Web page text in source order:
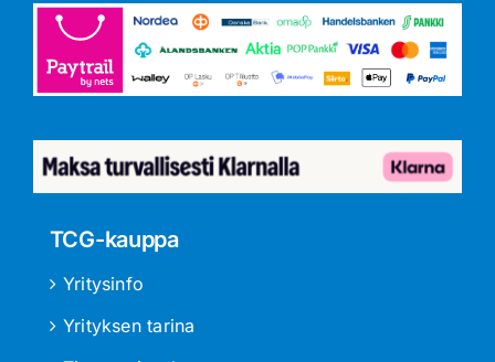
TCG-kauppa
Yritysinfo
Yrityksen tarina